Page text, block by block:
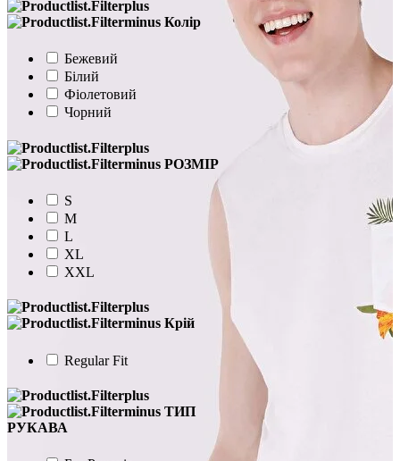
Колір
Бежевий
Білий
Фіолетовий
Чорний
РОЗМІР
S
M
L
XL
XXL
Крій
Regular Fit
ТИП
РУКАВА